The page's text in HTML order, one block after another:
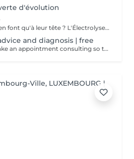
d'évolution
Marre de ces poils qui n'en font qu'à leur tête ? L'Électrolyse est l'unique méthode reconnue comme 100% définitive, poil par poil. Elle neutralise tout, même les poils blonds, blancs ou ceux que le laser a ratés. C'est précis, c'est permanent. Le prix s'ajuste à la minute : vous ne payez que le temps vraiment nécessaire.
and diagnosis | free
We invite you first to make an appointment consulting so that we can make a detailed diagnosis! We will find together with you the appropriate solution so that your final hair removal is a success.